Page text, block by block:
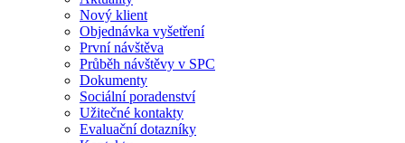
Nový klient
Objednávka vyšetření
První návštěva
Průběh návštěvy v SPC
Dokumenty
Sociální poradenství
Užitečné kontakty
Evaluační dotazníky